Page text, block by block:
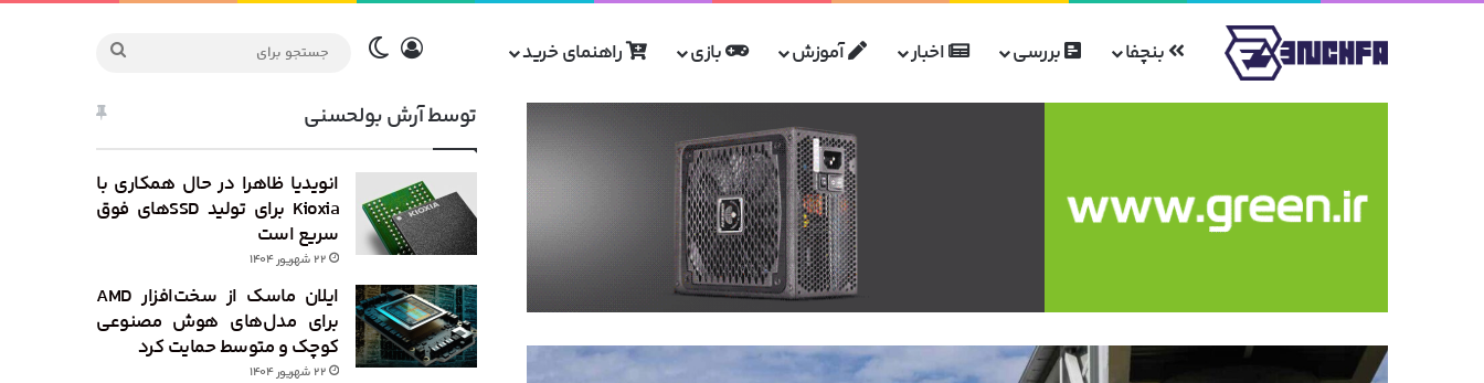
بنچفا بررسی اخبار آموزش بازی راهنمای خرید ورودتغییر پوسته
جستجو
توسط آرش بولحسنی
انویدیا ظاهرا در حال همکاری با
Kioxia برای تولید SSDهای فوق
سریع است
۲۲ شهریور ۱۴۰۴
ایلان ماسک از سخت‌افزار AMD
برای مدل‌های هوش مصنوعی
کوچک و متوسط حمایت کرد
۲۲ شهریور ۱۴۰۴